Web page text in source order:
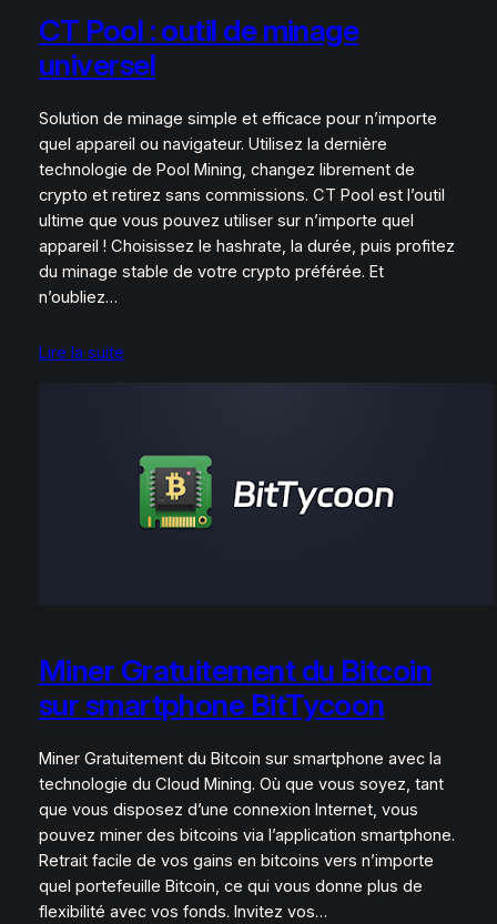
CT Pool : outil de minage
universel
Solution de minage simple et efficace pour n’importe
quel appareil ou navigateur. Utilisez la dernière
technologie de Pool Mining, changez librement de
crypto et retirez sans commissions. CT Pool est l’outil
ultime que vous pouvez utiliser sur n’importe quel
appareil ! Choisissez le hashrate, la durée, puis profitez
du minage stable de votre crypto préférée. Et
n’oubliez…
Lire la suite
Miner Gratuitement du Bitcoin
sur smartphone BitTycoon
Miner Gratuitement du Bitcoin sur smartphone avec la
technologie du Cloud Mining. Où que vous soyez, tant
que vous disposez d’une connexion Internet, vous
pouvez miner des bitcoins via l’application smartphone.
Retrait facile de vos gains en bitcoins vers n’importe
quel portefeuille Bitcoin, ce qui vous donne plus de
flexibilité avec vos fonds. Invitez vos…